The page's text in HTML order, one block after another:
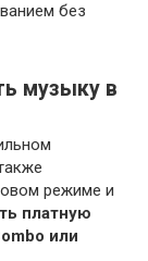
без
музыку в
режиме и
платную
или